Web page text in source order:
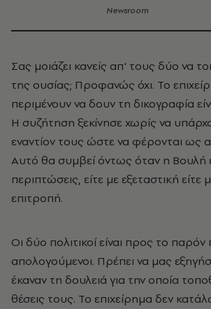
Newsroom
Σας μοιάζει κανείς απ' τους δύο να
της ουσίας; Προφανώς όχι. Το
περιμένουν να δουν τη δικογραφία
Η συζήτηση ξεκίνησε χωρίς να
εναντίον τους ώστε να φέρονται ως
Αυτό θα συμβεί όντως όταν η Βουλή
περιπτώσεις, είτε με εξεταστική είτε
επιτροπή.
Οι δύο πολιτικοί είναι προς το παρόν
απολογούμενοι. Πρέπει να μας
έκαναν τη δουλειά για την οποία
θέσεις τους. Το επιχείρημα δεν